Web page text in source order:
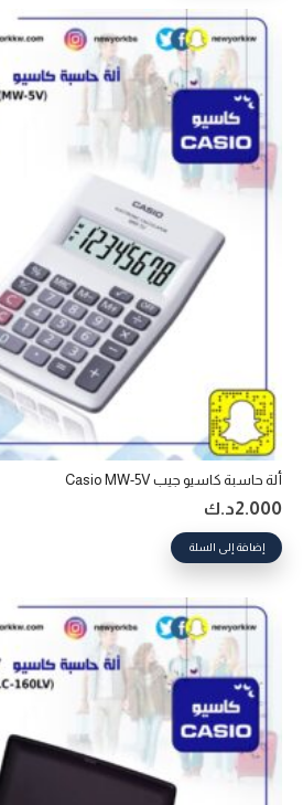
ألة حاسبة كاسيو جيب Casio MW-5V
2.000د.ك
إضافة إلى السلة